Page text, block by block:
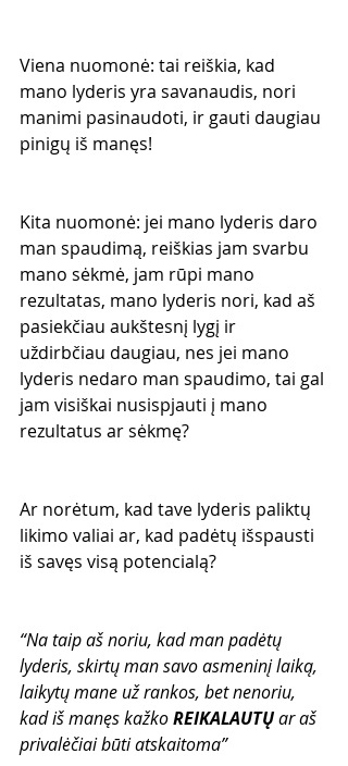
Viena nuomonė: tai reiškia, kad
mano lyderis yra savanaudis, nori
manimi pasinaudoti, ir gauti daugiau
pinigų iš manęs!
Kita nuomonė: jei mano lyderis daro
man spaudimą, reiškias jam svarbu
mano sėkmė, jam rūpi mano
rezultatas, mano lyderis nori, kad aš
pasiekčiau aukštesnį lygį ir
uždirbčiau daugiau, nes jei mano
lyderis nedaro man spaudimo, tai gal
jam visiškai nusispjauti į mano
rezultatus ar sėkmę?
Ar norėtum, kad tave lyderis paliktų
likimo valiai ar, kad padėtų išspausti
iš savęs visą potencialą?
“Na taip aš noriu, kad man padėtų
lyderis, skirtų man savo asmeninį laiką,
laikytų mane už rankos, bet nenoriu,
kad iš manęs kažko REIKALAUTŲ ar aš
privalėčiai būti atskaitoma”